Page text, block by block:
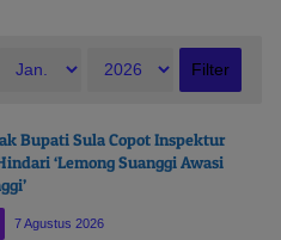
Bupati Sula Copot Inspektur
‘Lemong Suanggi Awasi
7 Agustus 2026